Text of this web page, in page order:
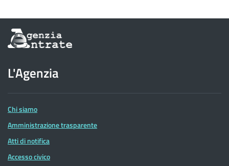
Informazioni
sul
dell'Agenzia
delle
Entrate
L'Agenzia
Chi siamo
Amministrazione trasparente
Atti di notifica
Accesso civico